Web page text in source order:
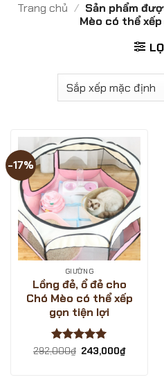
Trang chủ / Sản phẩm
Mèo có thể
-17%
GIƯỜNG
Lồng đẻ, ổ đẻ cho
Chó Mèo có thể xếp
gọn tiện lợi
Được xếp
292,000₫ Giá
243,000₫Giá